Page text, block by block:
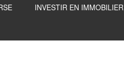
INVESTIR EN IMMOBILIER